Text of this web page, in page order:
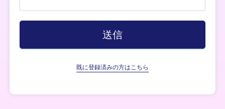
既に登録済みの方はこちら